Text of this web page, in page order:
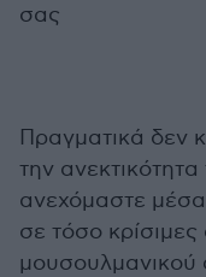
σας
Πραγματικά δεν
την
ανεχόμαστε
σε τόσο
μουσουλμανικού